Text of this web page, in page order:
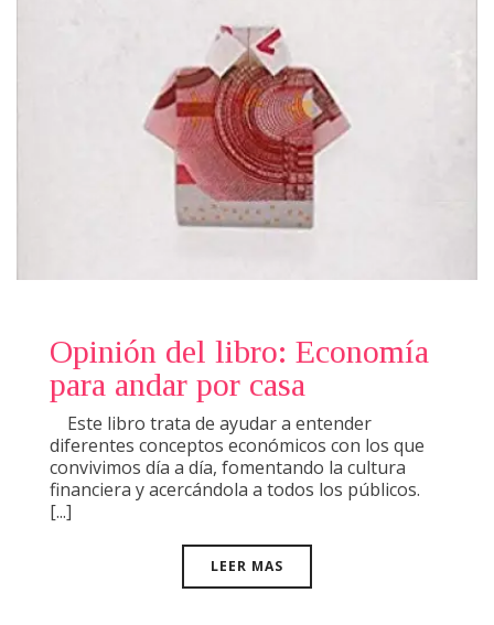
Opinión del libro: Economía
para andar por casa
Este libro trata de ayudar a entender
diferentes conceptos económicos con los que
convivimos día a día, fomentando la cultura
financiera y acercándola a todos los públicos.
[...]
LEER MAS